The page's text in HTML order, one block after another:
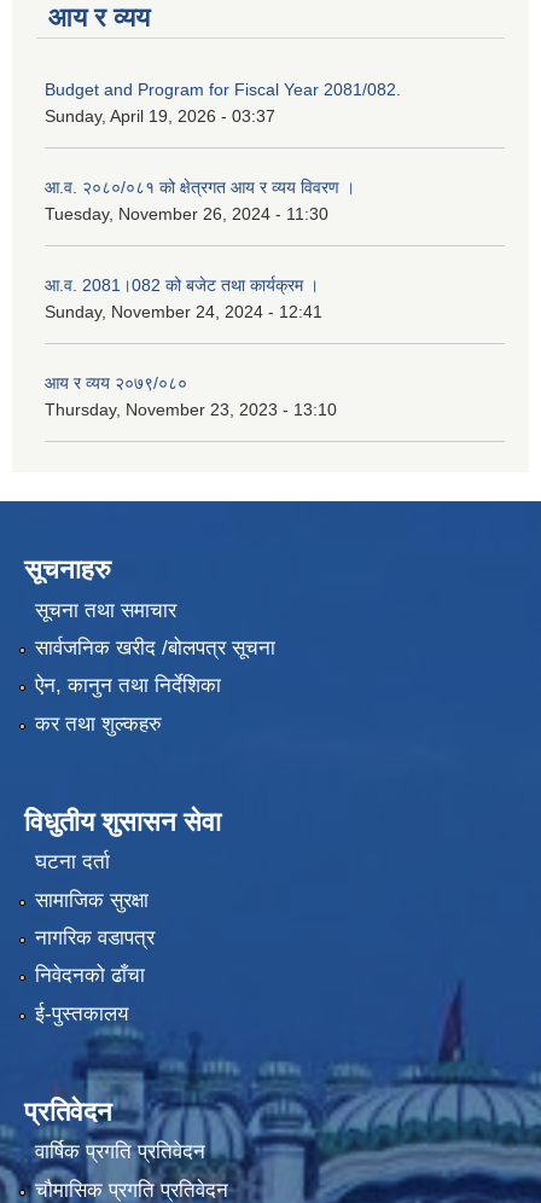
आय र व्यय
Budget and Program for Fiscal Year 2081/082.
Sunday, April 19, 2026 - 03:37
आ.व. २०८०/०८१ को क्षेत्रगत आय र व्यय विवरण ।
Tuesday, November 26, 2024 - 11:30
आ.व. 2081।082 को बजेट तथा कार्यक्रम ।
Sunday, November 24, 2024 - 12:41
आय र व्यय २०७९/०८०
Thursday, November 23, 2023 - 13:10
सूचनाहरु
सूचना तथा समाचार
सार्वजनिक खरीद /बोलपत्र सूचना
ऐन, कानुन तथा निर्देशिका
कर तथा शुल्कहरु
विधुतीय शुसासन सेवा
घटना दर्ता
सामाजिक सुरक्षा
नागरिक वडापत्र
निवेदनको ढाँचा
ई-पुस्तकालय
प्रतिवेदन
वार्षिक प्रगति प्रतिवेदन
चौमासिक प्रगति प्रतिवेदन